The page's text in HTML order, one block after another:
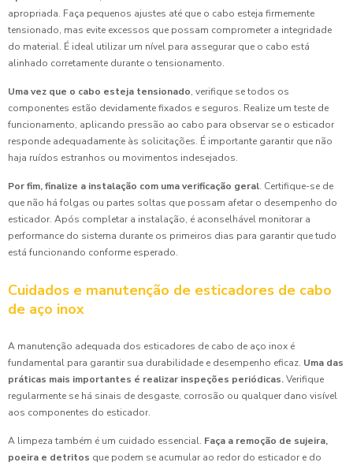
apropriada. Faça pequenos ajustes até que o cabo esteja firmemente
tensionado, mas evite excessos que possam comprometer a integridade
do material. É ideal utilizar um nível para assegurar que o cabo está
alinhado corretamente durante o tensionamento.
Uma vez que o cabo esteja tensionado, verifique se todos os
componentes estão devidamente fixados e seguros. Realize um teste de
funcionamento, aplicando pressão ao cabo para observar se o esticador
responde adequadamente às solicitações. É importante garantir que não
haja ruídos estranhos ou movimentos indesejados.
Por fim, finalize a instalação com uma verificação geral. Certifique-se de
que não há folgas ou partes soltas que possam afetar o desempenho do
esticador. Após completar a instalação, é aconselhável monitorar a
performance do sistema durante os primeiros dias para garantir que tudo
está funcionando conforme esperado.
Cuidados e manutenção de esticadores de cabo
de aço inox
A manutenção adequada dos esticadores de cabo de aço inox é
fundamental para garantir sua durabilidade e desempenho eficaz. Uma das
práticas mais importantes é realizar inspeções periódicas.Verifique
regularmente se há sinais de desgaste, corrosão ou qualquer dano visível
aos componentes do esticador.
A limpeza também é um cuidado essencial. Faça a remoção de sujeira,
poeira e detritos que podem se acumular ao redor do esticador e do